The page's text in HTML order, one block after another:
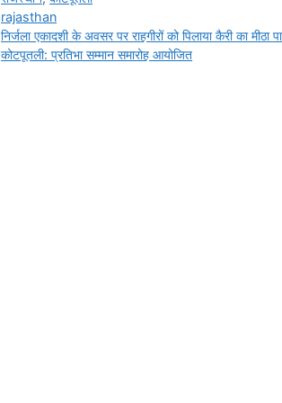
e
b
s
A
s
e
gr
a
y e
Tags
rajasthan
निर्जला एकादशी के अवसर पर राहगीरों को पिलाया कैरी का मीठा
कोटपूतली: प्रतिभा सम्मान समारोह आयोजित